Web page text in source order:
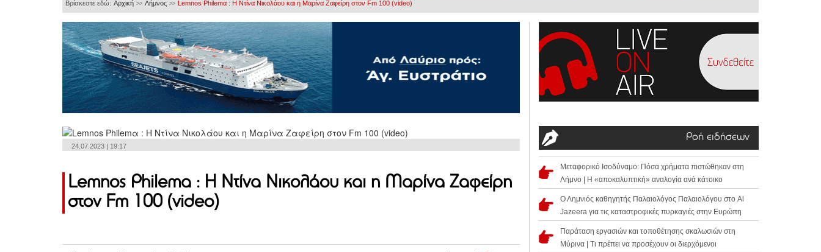
Βρίσκεστε εδώ: Αρχική >> Λήμνος >> Lemnos Philemα : Η Ντίνα Νικολάου και η Μαρίνα Ζαφείρη στον Fm 100 (video)
24.07.2023 | 19:17
Lemnos Philemα : Η Ντίνα Νικολάου και η Μαρίνα Ζαφείρη
στον Fm 100 (video)
Ροή ειδήσεων
Μεταφορικό Ισοδύναμο: Πόσα χρήματα πιστώθηκαν στη
Λήμνο | Η «αποκαλυπτική» αναλογία ανά κάτοικο
Ο Λημνιός καθηγητής Παλαιολόγος Παλαιολόγου στο Al
Jazeera για τις καταστροφικές πυρκαγιές στην Ευρώπη
Παράταση εργασιών και τοποθέτησης σκαλωσιών στη
Μύρινα | Τι πρέπει να προσέχουν οι διερχόμενοι